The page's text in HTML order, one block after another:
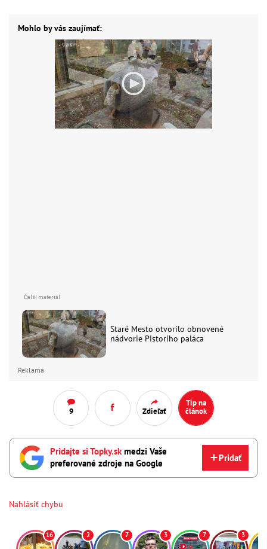
Mohlo by vás zaujímať:
Staré Mesto otvorilo obnovené
nádvorie Pistoriho paláca
Reklama
9 Zdieľať
Tip na
článok
Pridajte si Topky.skmedzi Vaše
preferované zdroje na Google
Pridať
Nahlásiť chybu
16 2 7 3 7 3